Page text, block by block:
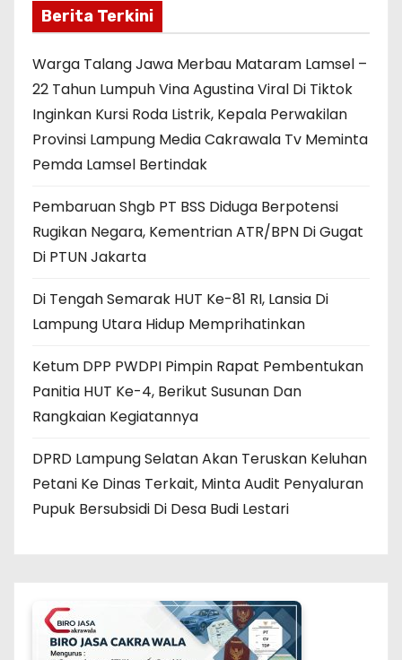
Berita Terkini
Warga Talang Jawa Merbau Mataram Lamsel –
22 Tahun Lumpuh Vina Agustina Viral Di Tiktok
Inginkan Kursi Roda Listrik, Kepala Perwakilan
Provinsi Lampung Media Cakrawala Tv Meminta
Pemda Lamsel Bertindak
Pembaruan Shgb PT BSS Diduga Berpotensi
Rugikan Negara, Kementrian ATR/BPN Di Gugat
Di PTUN Jakarta
Di Tengah Semarak HUT Ke-81 RI, Lansia Di
Lampung Utara Hidup Memprihatinkan
Ketum DPP PWDPI Pimpin Rapat Pembentukan
Panitia HUT Ke-4, Berikut Susunan Dan
Rangkaian Kegiatannya
DPRD Lampung Selatan Akan Teruskan Keluhan
Petani Ke Dinas Terkait, Minta Audit Penyaluran
Pupuk Bersubsidi Di Desa Budi Lestari